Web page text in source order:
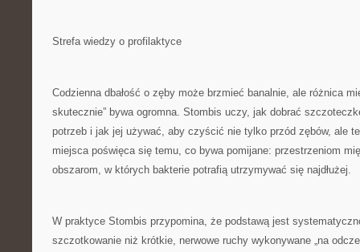
Strefa wiedzy o profilaktyce
Codzienna dbałość o zęby może brzmieć banalnie, ale różnica
skutecznie” bywa ogromna. Stombis uczy, jak dobrać
potrzeb i jak jej używać, aby czyścić nie tylko przód zębów, ale
miejsca poświęca się temu, co bywa pomijane: przestrzeniom
obszarom, w których bakterie potrafią utrzymywać się najdłużej.
W praktyce Stombis przypomina, że podstawą jest
szczotkowanie niż krótkie, nerwowe ruchy wykonywane „na